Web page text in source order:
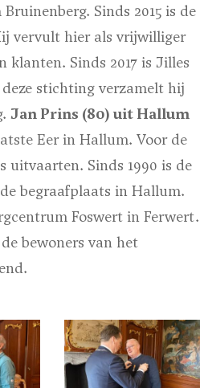
Sinds 2015 is de
vervult hier als vrijwilliger
Sinds 2017 is Jilles
stichting verzamelt hij
Jan Prins (80) uit Hallum
Eer in Hallum. Voor de
Sinds 1990 is de
begraafplaats in Hallum.
Foswert in Ferwert.
bewoners van het